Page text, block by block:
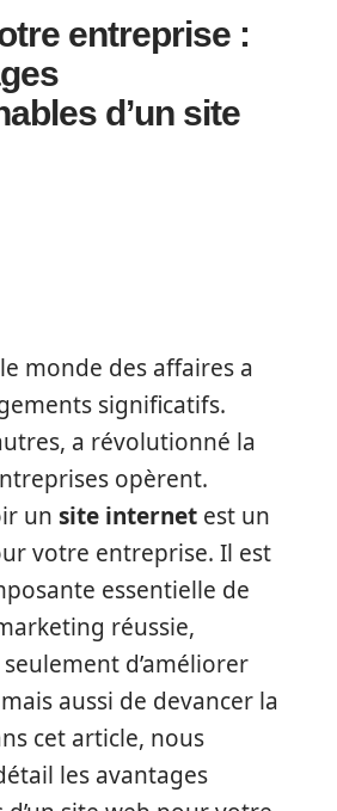
entreprise :
d’un site
monde des affaires a
significatifs.
a révolutionné la
opèrent.
un site internet est un
votre entreprise. Il est
essentielle de
réussie,
d’améliorer
aussi de devancer la
cet article, nous
les avantages